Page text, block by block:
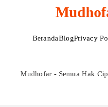
BerandaBlogPrivacy
Mudhofar - Semua Hak